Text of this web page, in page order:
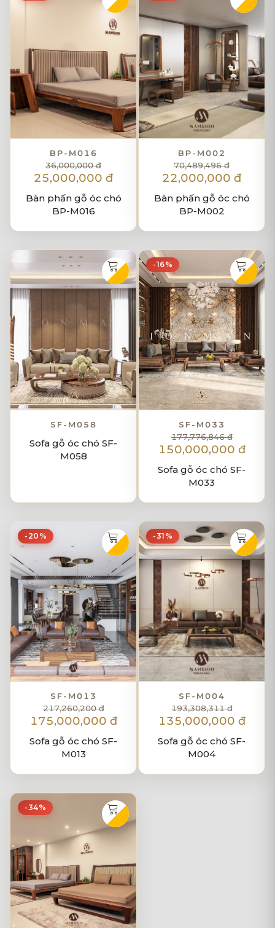
BP-M016
36,000,000 đ
25,000,000 đ
Bàn phấn gỗ óc chó
BP-M016
BP-M002
70,489,496 đ
22,000,000 đ
Bàn phấn gỗ óc chó
BP-M002
SF-M058
Sofa gỗ óc chó SF-
M058
-16%
SF-M033
177,776,846 đ
150,000,000 đ
Sofa gỗ óc chó SF-
M033
-20%
SF-M013
217,260,200 đ
175,000,000 đ
Sofa gỗ óc chó SF-
M013
-31%
SF-M004
193,308,311 đ
135,000,000 đ
Sofa gỗ óc chó SF-
M004
-34%